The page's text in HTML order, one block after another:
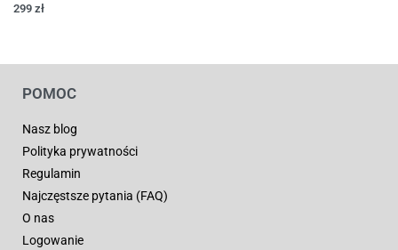
299 zł
POMOC
Nasz blog
Polityka prywatności
Regulamin
Najczęstsze pytania (FAQ)
O nas
Logowanie